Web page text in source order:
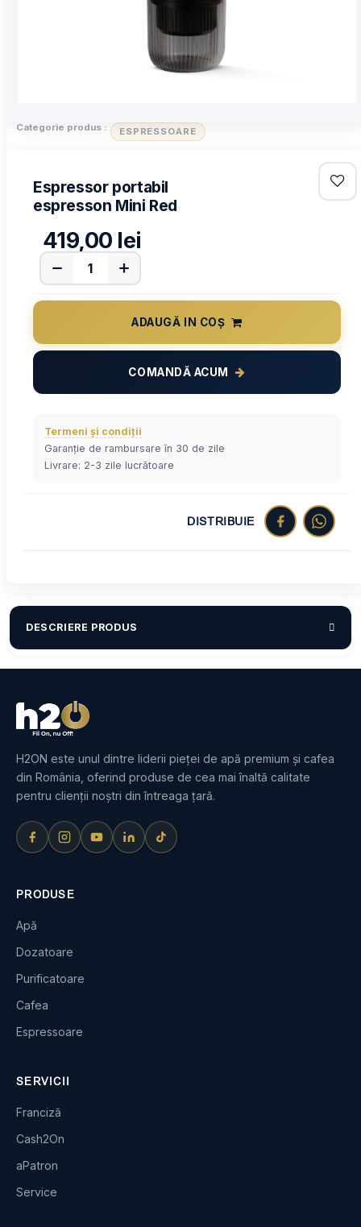
Categorie produs : ESPRESSOARE
Espressor portabil
espresson Mini Red
419,00 lei
ADAUGĂ IN COȘ
COMANDĂ ACUM
Termeni și condiții
Garanție de rambursare în 30 de zile
Livrare: 2-3 zile lucrătoare
DISTRIBUIE
DESCRIERE PRODUS
H2ON este unul dintre liderii pieței de apă premium și cafea
din România, oferind produse de cea mai înaltă calitate
pentru clienții noștri din întreaga țară.
PRODUSE
Apă
Dozatoare
Purificatoare
Cafea
Espressoare
SERVICII
Franciză
Cash2On
aPatron
Service